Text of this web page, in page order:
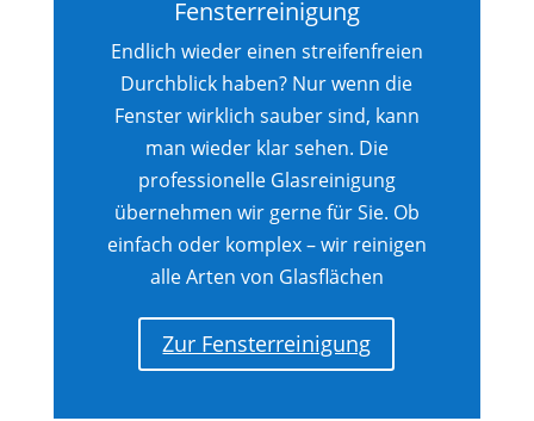
Fensterreinigung
Endlich wieder einen streifenfreien
Durchblick haben? Nur wenn die
Fenster wirklich sauber sind, kann
man wieder klar sehen. Die
professionelle Glasreinigung
übernehmen wir gerne für Sie. Ob
einfach oder komplex – wir reinigen
alle Arten von Glasflächen
Zur Fensterreinigung